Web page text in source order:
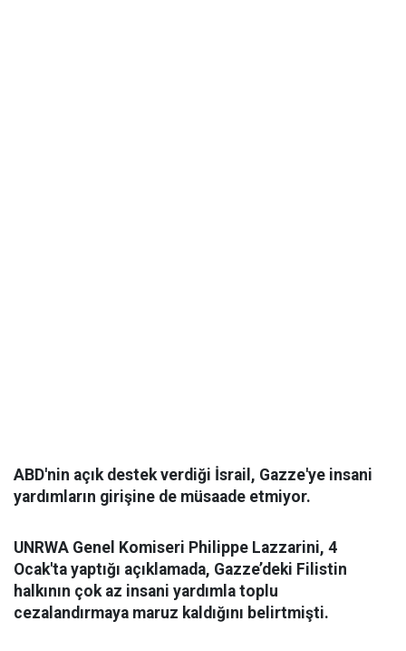
ABD'nin açık destek verdiği İsrail, Gazze'ye insani
yardımların girişine de müsaade etmiyor.
UNRWA Genel Komiseri Philippe Lazzarini, 4
Ocak'ta yaptığı açıklamada, Gazze’deki Filistin
halkının çok az insani yardımla toplu
cezalandırmaya maruz kaldığını belirtmişti.